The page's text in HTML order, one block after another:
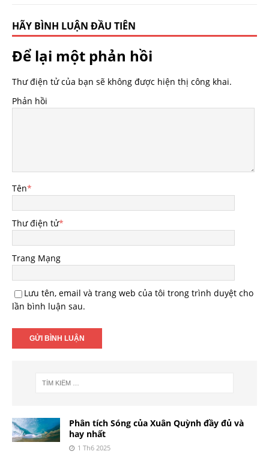
HÃY BÌNH LUẬN ĐẦU TIÊN
Để lại một phản hồi
Thư điện tử của bạn sẽ không được hiện thị công khai.
Phản hồi
Tên*
Thư điện tử*
Trang Mạng
Lưu tên, email và trang web của tôi trong trình duyệt cho
lần bình luận sau.
Phân tích Sóng của Xuân Quỳnh đầy đủ và
hay nhất
1 Th6 2025